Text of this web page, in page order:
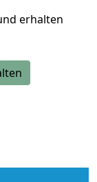
erhalten